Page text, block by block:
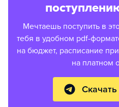
Мечтаешь поступить в
тебя в удобном pdf-
на бюджет, расписание
на платном